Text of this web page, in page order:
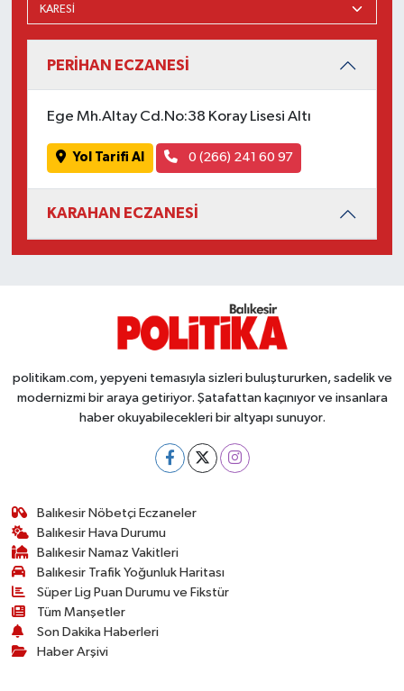
PERİHAN ECZANESİ
Ege Mh.Altay Cd.No:38 Koray Lisesi Altı
Yol Tarifi Al 0 (266) 241 60 97
KARAHAN ECZANESİ
politikam.com, yepyeni temasıyla sizleri buluştururken, sadelik ve
modernizmi bir araya getiriyor. Şatafattan kaçınıyor ve insanlara
haber okuyabilecekleri bir altyapı sunuyor.
Balıkesir Nöbetçi Eczaneler
Balıkesir Hava Durumu
Balıkesir Namaz Vakitleri
Balıkesir Trafik Yoğunluk Haritası
Süper Lig Puan Durumu ve Fikstür
Tüm Manşetler
Son Dakika Haberleri
Haber Arşivi
Trend
YAŞAM